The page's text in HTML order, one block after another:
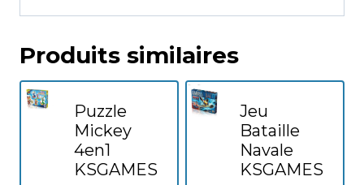
Produits similaires
Puzzle
Mickey
4en1
KSGAMES
Jeu
Bataille
Navale
KSGAMES